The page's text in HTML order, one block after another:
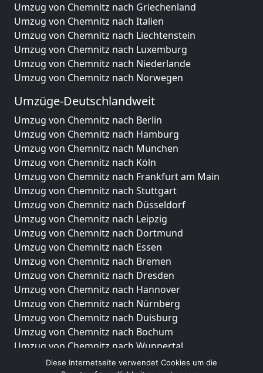
Umzug von Chemnitz nach Griechenland
Umzug von Chemnitz nach Italien
Umzug von Chemnitz nach Liechtenstein
Umzug von Chemnitz nach Luxemburg
Umzug von Chemnitz nach Niederlande
Umzug von Chemnitz nach Norwegen
Umzüge-Deutschlandweit
Umzug von Chemnitz nach Berlin
Umzug von Chemnitz nach Hamburg
Umzug von Chemnitz nach München
Umzug von Chemnitz nach Köln
Umzug von Chemnitz nach Frankfurt am Main
Umzug von Chemnitz nach Stuttgart
Umzug von Chemnitz nach Düsseldorf
Umzug von Chemnitz nach Leipzig
Umzug von Chemnitz nach Dortmund
Umzug von Chemnitz nach Essen
Umzug von Chemnitz nach Bremen
Umzug von Chemnitz nach Dresden
Umzug von Chemnitz nach Hannover
Umzug von Chemnitz nach Nürnberg
Umzug von Chemnitz nach Duisburg
Umzug von Chemnitz nach Bochum
Umzug von Chemnitz nach Wuppertal
Umzug von Chemnitz nach Bielefeld
Diese Internetseite verwendet Cookies um die